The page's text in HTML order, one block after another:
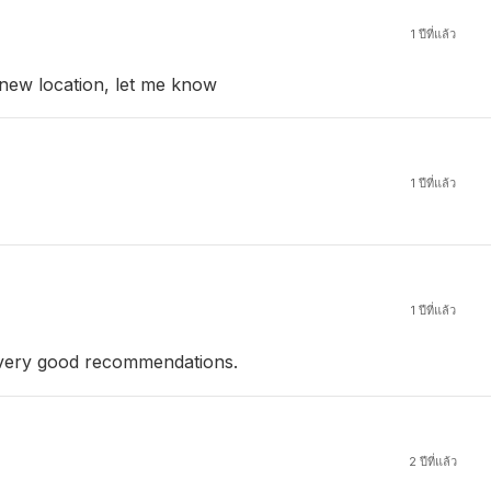
1 ปีที่แล้ว
location, let me know
1 ปีที่แล้ว
1 ปีที่แล้ว
good recommendations.
2 ปีที่แล้ว